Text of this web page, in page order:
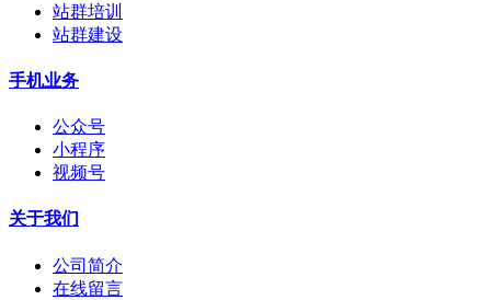
站群培训
站群建设
手机业务
公众号
小程序
视频号
关于我们
公司简介
在线留言